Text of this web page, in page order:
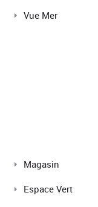
Vue Mer
Magasin
Espace Vert